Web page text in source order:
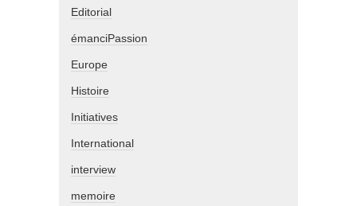
Editorial
émanciPassion
Europe
Histoire
Initiatives
International
interview
memoire